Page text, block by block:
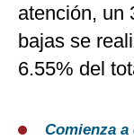
atención, un
bajas se
6.55% del
Comienza